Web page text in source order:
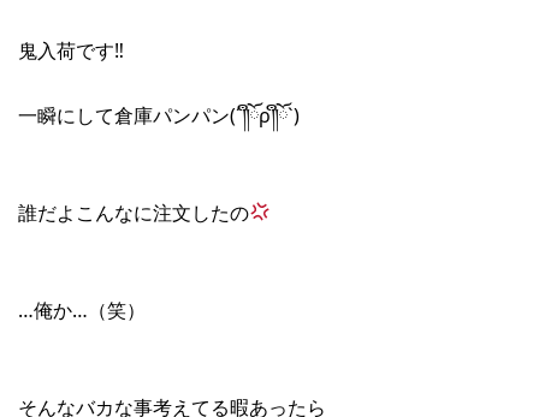
鬼入荷です‼︎
一瞬にして倉庫パンパン(´༎ຶོρ༎ຶོ`)
誰だよこんなに注文したの
…俺か…（笑）
そんなバカな事考えてる暇あったら